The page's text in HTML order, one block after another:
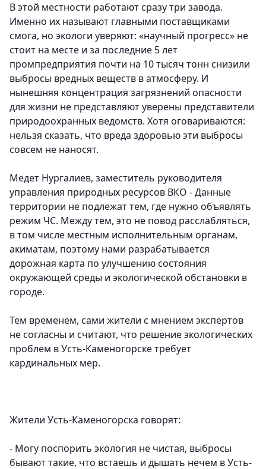
В этой местности работают сразу три завода.
Именно их называют главными поставщиками
смога, но экологи уверяют: «научный прогресс» не
стоит на месте и за последние 5 лет
промпредприятия почти на 10 тысяч тонн снизили
выбросы вредных веществ в атмосферу. И
нынешняя концентрация загрязнений опасности
для жизни не представляют уверены представители
природоохранных ведомств. Хотя оговариваются:
нельзя сказать, что вреда здоровью эти выбросы
совсем не наносят.
Медет Нургалиев, заместитель руководителя
управления природных ресурсов ВКО - Данные
территории не подлежат тем, где нужно объявлять
режим ЧС. Между тем, это не повод расслабляться,
в том числе местным исполнительным органам,
акиматам, поэтому нами разрабатывается
дорожная карта по улучшению состояния
окружающей среды и экологической обстановки в
городе.
Тем временем, сами жители с мнением экспертов
не согласны и считают, что решение экологических
проблем в Усть-Каменогорске требует
кардинальных мер.
Жители Усть-Каменогорска говорят:
- Могу поспорить экология не чистая, выбросы
бывают такие, что встаешь и дышать нечем в Усть-